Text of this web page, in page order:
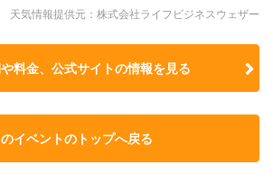
天気情報提供元：株式会社ライフビジネスウェザー
料金、公式サイトの情報を見る
イベントのトップへ戻る